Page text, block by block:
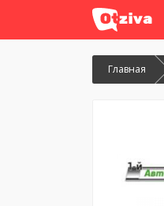
Главная